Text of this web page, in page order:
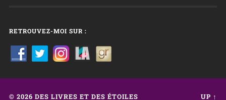
RETROUVEZ-MOI SUR :
© 2026 DES LIVRES ET DES ÉTOILES UP ↑